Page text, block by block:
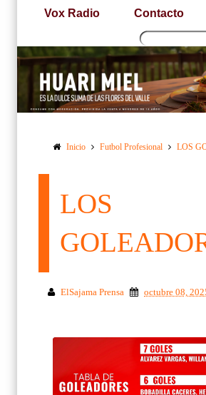
Vox Radio Contacto
Inicio Futbol Profesional LOS
LOS
ElSajama Prensa octubre 08,